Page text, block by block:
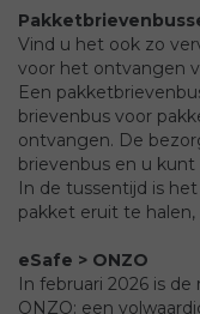
Vind u het ook zo
voor het ontvangen
Een
brievenbus voor
ontvangen. De
brievenbus en u
In de tussentijd is
pakket eruit te
eSafe > ONZO
In februari 2026 is
ONZO: een